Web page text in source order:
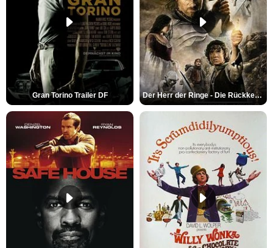
Gran Torino Trailer DF Der Herr der Ringe - Die Rückkehr des Königs Trailer OV